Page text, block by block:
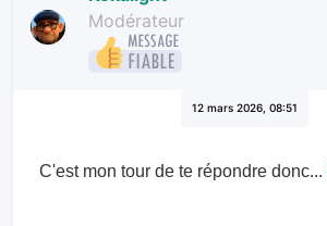
Modérateur
12 mars 2026, 08:51
C'est mon tour de te répondre donc...